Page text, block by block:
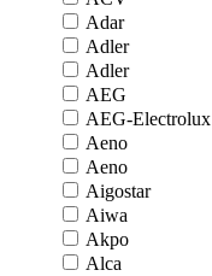
Adar
Adler
Adler
AEG
AEG-Electrolux
Aeno
Aeno
Aigostar
Aiwa
Akpo
Alca